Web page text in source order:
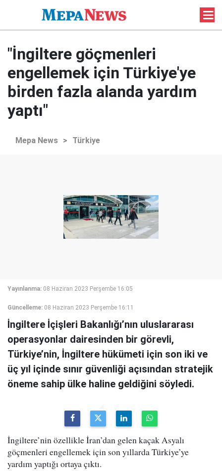
"İngiltere göçmenleri
engellemek için Türkiye'ye
birden fazla alanda yardım
yaptı"
Mepa News > Türkiye
Yayınlanma: 08 Haziran 2023 Perşembe 16:05
Güncelleme: 08 Haziran 2023 Perşembe 16:11
İngiltere İçişleri Bakanlığı’nın uluslararası
operasyonlar dairesinden bir görevli,
Türkiye’nin, İngiltere hükümeti için son iki ve
üç yıl içinde sınır güvenliği açısından stratejik
öneme sahip ülke haline geldiğini söyledi.
İngiltere’nin özellikle İran’dan gelen kaçak Asyalı
göçmenleri engellemek için son yıllarda Türkiye’ye
yardım yaptığı ortaya çıktı.